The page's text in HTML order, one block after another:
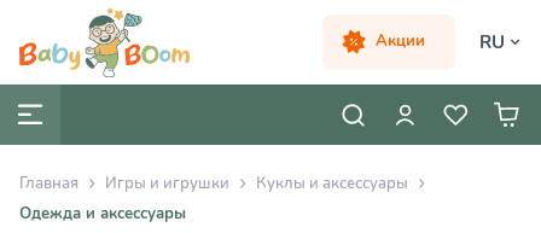
Акции RU
Главная Игры и игрушки
Куклы и аксессуары
Одежда и аксессуары